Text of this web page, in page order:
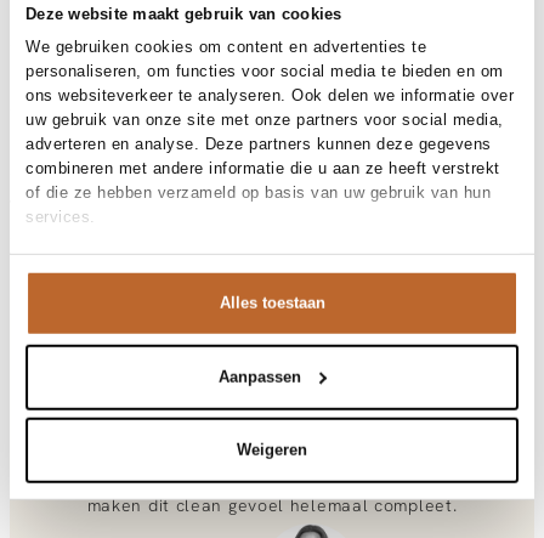
Deze website maakt gebruik van cookies
We gebruiken cookies om content en advertenties te
personaliseren, om functies voor social media te bieden en om
ons websiteverkeer te analyseren. Ook delen we informatie over
uw gebruik van onze site met onze partners voor social media,
adverteren en analyse. Deze partners kunnen deze gegevens
combineren met andere informatie die u aan ze heeft verstrekt
of die ze hebben verzameld op basis van uw gebruik van hun
services.
Alles toestaan
Aanpassen
Weigeren
Materiaal en verzorging
Fabric
Fabric: 75% polyamide, 25%
elastane.
Reiniging
30°C machine wash
Maat en pasvorm
Maatadvies
Deze maat valt normaal
Maat model
S
Productdetails
Merk
Studio Anneloes
Merk-artikelnummer
Leona top - 91541
Productnaam
Variantnummer
8700
Variantnaam
espresso
00035605
Patroon
Effen
Verzenden en retour
Bij Orangebag ontvang je gratis verzending vanaf €99. Alle
bestellingen worden verzonden met een track & trace-code,
zodat je jouw pakket altijd kunt volgen. Bestel je voor 21:45
verzonden!
Heb je vragen over onze producten of heb je hulp nodig bij
het plaatsen van een bestelling? Onze klantenservice staat
Neem contact met ons op viainfo@orangebag.com
Shop the look
Deze diepbruine top is een echt statement piece door de
krachtige schouderlijn. Wij vinden het contrast met deze
top half in je broek om de high waist pasvorm te
benadrukken. Een leren riem en een elegante loafer
maken dit clean gevoel helemaal compleet.